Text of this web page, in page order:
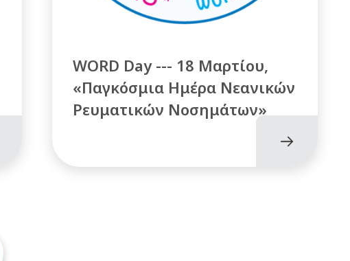
WORD Day --- 18 Μαρτίου,
«Παγκόσμια Ημέρα Νεανικών
Ρευματικών Νοσημάτων»